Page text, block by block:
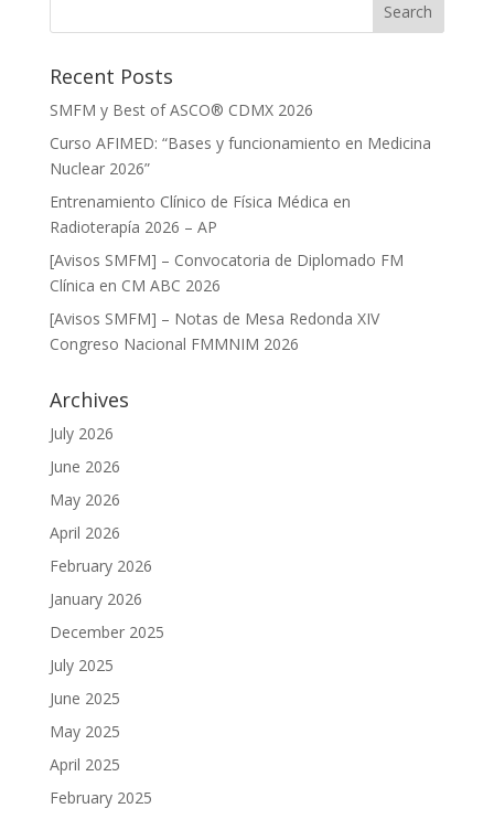
Recent Posts
SMFM y Best of ASCO® CDMX 2026
Curso AFIMED: “Bases y funcionamiento en Medicina
Nuclear 2026”
Entrenamiento Clínico de Física Médica en
Radioterapía 2026 – AP
[Avisos SMFM] – Convocatoria de Diplomado FM
Clínica en CM ABC 2026
[Avisos SMFM] – Notas de Mesa Redonda XIV
Congreso Nacional FMMNIM 2026
Archives
July 2026
June 2026
May 2026
April 2026
February 2026
January 2026
December 2025
July 2025
June 2025
May 2025
April 2025
February 2025